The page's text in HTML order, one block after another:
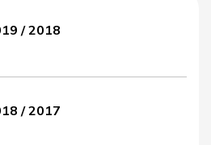
/ 2018
/ 2017